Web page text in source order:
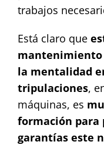
trabajos
Está claro que
mantenimiento
la mentalidad
tripulaciones,
máquinas, es
formación para
garantías este